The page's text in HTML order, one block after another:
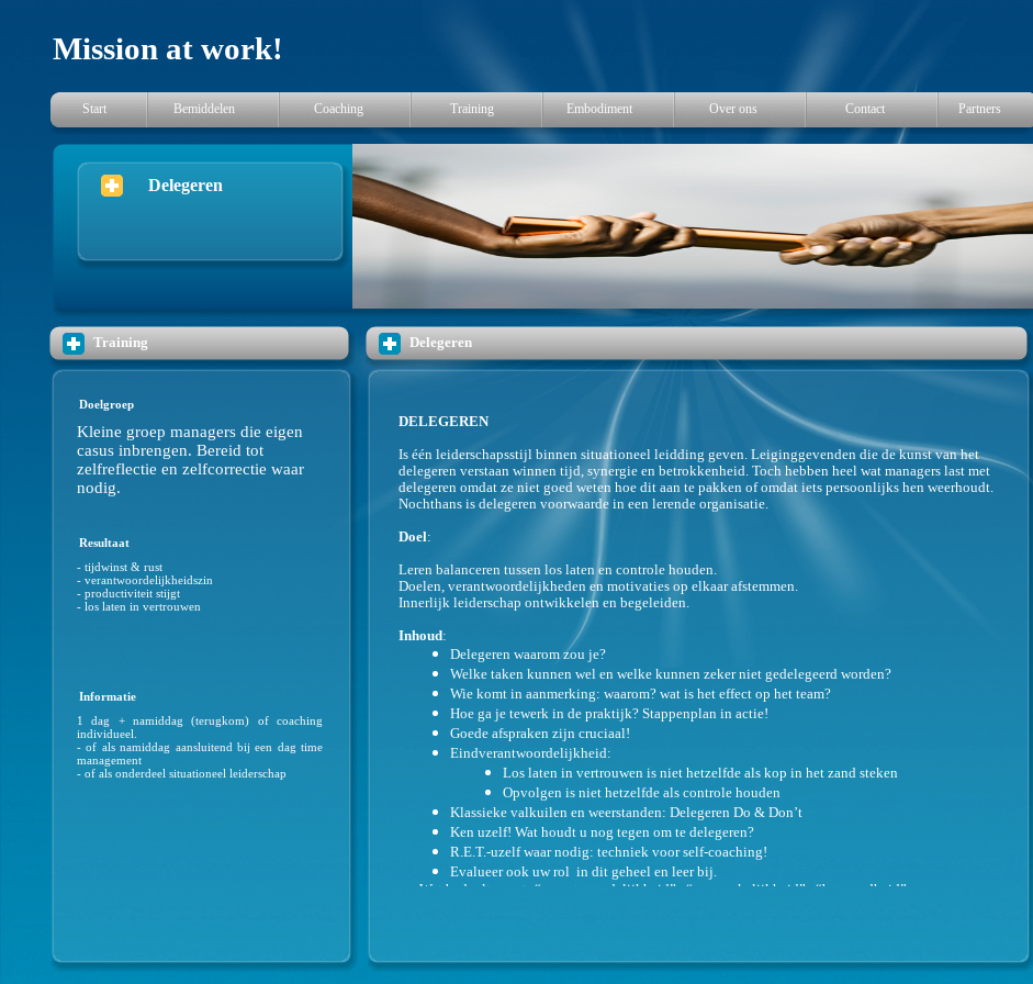
Mission at work!
Delegeren
Delegeren
Training
Doelgroep
Kleine groep managers die eigen
casus inbrengen. Bereid tot
zelfreflectie en zelfcorrectie waar
nodig.
Resultaat
- tijdwinst & rust
- verantwoordelijkheidszin
- productiviteit stijgt
- los laten in vertrouwen
Informatie
1 dag + namiddag (terugkom) of coaching
individueel.
- of als namiddag aansluitend bij een dag time
management
- of als onderdeel situationeel leiderschap
DELEGEREN
Is één leiderschapsstijl binnen situationeel leidding geven. Leiginggevenden die de kunst van het
delegeren verstaan winnen tijd, synergie en betrokkenheid. Toch hebben heel wat managers last met
delegeren omdat ze niet goed weten hoe dit aan te pakken of omdat iets persoonlijks hen weerhoudt.
Nochthans is delegeren voorwaarde in een lerende organisatie.
Doel:
Leren balanceren tussen los laten en controle houden.
Doelen, verantwoordelijkheden en motivaties op elkaar afstemmen.
Innerlijk leiderschap ontwikkelen en begeleiden.
Inhoud:
Delegeren waarom zou je?
Welke taken kunnen wel en welke kunnen zeker niet gedelegeerd worden?
Wie komt in aanmerking: waarom? wat is het effect op het team?
Hoe ga je tewerk in de praktijk? Stappenplan in actie!
Goede afspraken zijn cruciaal!
Eindverantwoordelijkheid:
Los laten in vertrouwen is niet hetzelfde als kop in het zand steken
Opvolgen is niet hetzelfde als controle houden
Klassieke valkuilen en weerstanden: Delegeren Do & Don’t
Ken uzelf! Wat houdt u nog tegen om te delegeren?
R.E.T.-uzelf waar nodig: techniek voor self-coaching!
Evalueer ook uw rol in dit geheel en leer bij.
- Wat bedoelt u met: “verantwoordelijkheid” , “aansprakelijkheid” , “bevoegdheid”.
U wordt gecoacht in het balans houden tussen los laten en controle houden op een constructieve
Start Bemiddelen Coaching Training Embodiment Over ons Contact Partners